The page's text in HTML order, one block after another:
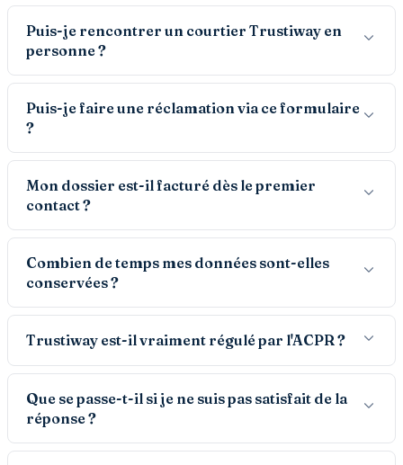
Puis-je rencontrer un courtier Trustiway en
personne ?
Puis-je faire une réclamation via ce formulaire
?
Mon dossier est-il facturé dès le premier
contact ?
Combien de temps mes données sont-elles
conservées ?
Trustiway est-il vraiment régulé par l'ACPR ?
Que se passe-t-il si je ne suis pas satisfait de la
réponse ?